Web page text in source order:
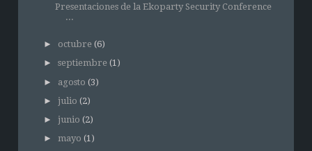
Presentaciones de la Ekoparty Security Conference
...
► octubre (6)
► septiembre (1)
► agosto (3)
► julio (2)
► junio (2)
► mayo (1)